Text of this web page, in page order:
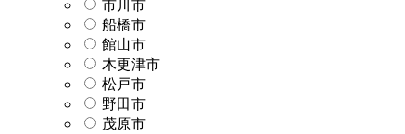
市川市
船橋市
館山市
木更津市
松戸市
野田市
茂原市